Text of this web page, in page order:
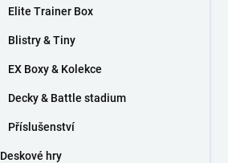
Elite Trainer Box
Blistry & Tiny
EX Boxy & Kolekce
Decky & Battle stadium
Příslušenství
Deskové hry